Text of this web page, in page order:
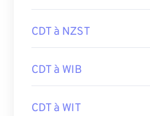
CDT à NZST
CDT à WIB
CDT à WIT